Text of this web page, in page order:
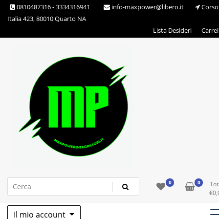
Skip 0810487316 - 3334316941 info-maxpower@libero.it
Corso
Italia 423, 80010 Quarto NA
Lista Desideri
Max Power Integratori 0 0
€
Il mio account